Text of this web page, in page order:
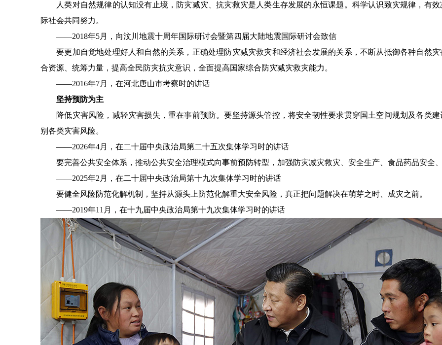
人类对自然规律的认知没有止境，防灾减灾、抗灾救灾是人类生存发展的永恒课题。科学认识致灾规律，有效
际社会共同努力。
——2018年5月，向汶川地震十周年国际研讨会暨第四届大陆地震国际研讨会致信
要更加自觉地处理好人和自然的关系，正确处理防灾减灾救灾和经济社会发展的关系，不断从抵御各种自然灾
合资源、统筹力量，提高全民防灾抗灾意识，全面提高国家综合防灾减灾救灾能力。
——2016年7月，在河北唐山市考察时的讲话
坚持预防为主
降低灾害风险，减轻灾害损失，重在事前预防。要坚持源头管控，将安全韧性要求贯穿国土空间规划及各类建
别各类灾害风险。
——2026年4月，在二十届中央政治局第二十五次集体学习时的讲话
要完善公共安全体系，推动公共安全治理模式向事前预防转型，加强防灾减灾救灾、安全生产、食品药品安全
——2025年2月，在二十届中央政治局第十九次集体学习时的讲话
要健全风险防范化解机制，坚持从源头上防范化解重大安全风险，真正把问题解决在萌芽之时、成灾之前。
——2019年11月，在十九届中央政治局第十九次集体学习时的讲话